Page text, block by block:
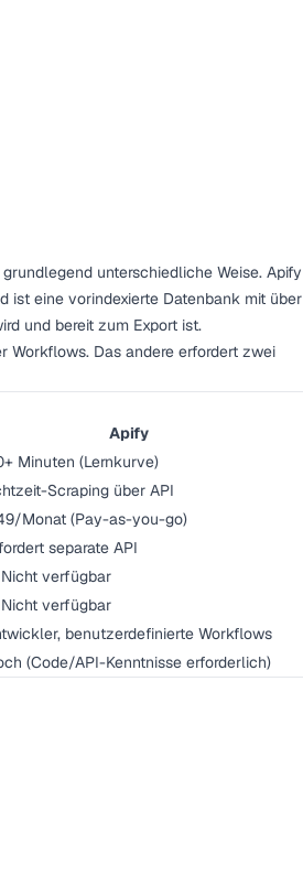
unterschiedliche Weise. Apify
ist eine vorindexierte Datenbank mit über
und bereit zum Export ist.
Workflows. Das andere erfordert zwei
Apify
Minuten (Lernkurve)
Scraping über API
Monat (Pay-as-you-go)
separate API
Nicht verfügbar
Nicht verfügbar
benutzerdefinierte Workflows
(Code/API-Kenntnisse erforderlich)